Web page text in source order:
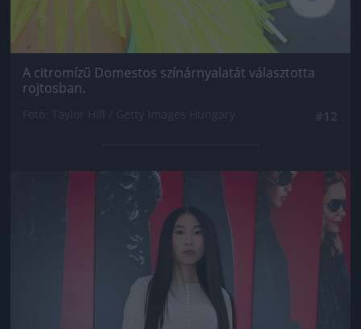
A citromízű Domestos színárnyalatát választotta
rojtosban.
Jön még kép!